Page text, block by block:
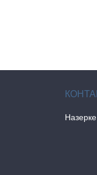
Назерке